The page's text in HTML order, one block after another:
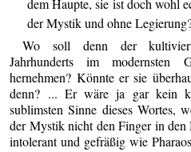
dem Haupte, sie ist doch wohl
der Mystik und ohne
Wo soll denn der
Jahrhunderts im modernsten
hernehmen? Könnte er sie
denn? ... Er wäre ja gar kein
sublimsten Sinne dieses Wortes,
der Mystik nicht den Finger in den
intolerant und gefräßig wie